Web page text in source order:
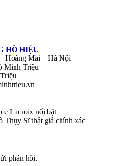
HỒ HIỆU
Hoàng Mai – Hà Nội
Minh Triệu
Lacroix nổi bật
Thụy Sĩ thật giả chính xác
phản hồi.